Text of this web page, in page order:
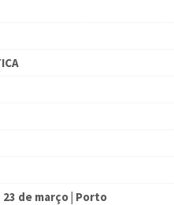
de março | Porto